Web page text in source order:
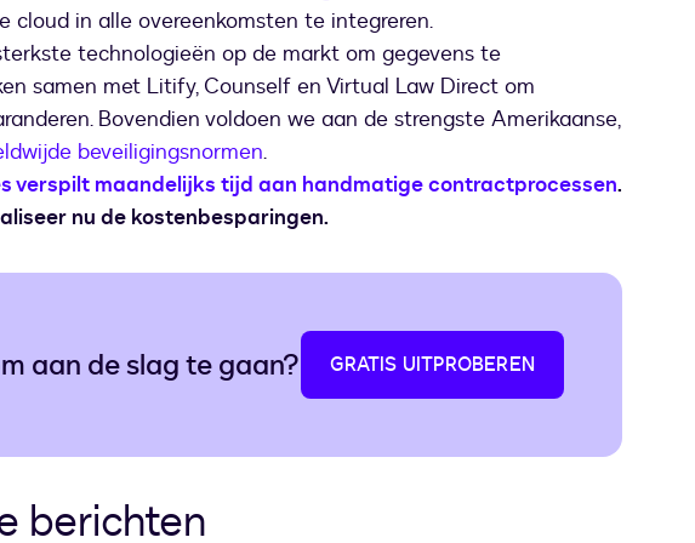
cloud in alle overeenkomsten te integreren.
technologieën op de markt om gegevens te
samen met Litify, Counself en Virtual Law Direct om
Bovendien voldoen we aan de strengste Amerikaanse,
beveiligingsnormen.
verspilt maandelijks tijd aan handmatige contractprocessen.
nu de kostenbesparingen.
aan de slag te gaan? GRATIS UITPROBEREN
berichten